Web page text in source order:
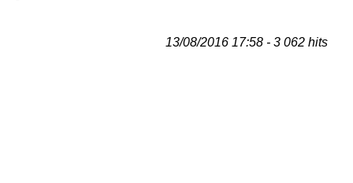
13/08/2016 17:58 - 3 062 hits